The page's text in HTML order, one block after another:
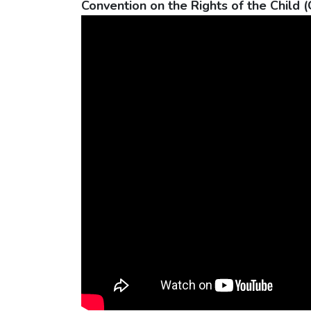
Convention on the Rights of the Child